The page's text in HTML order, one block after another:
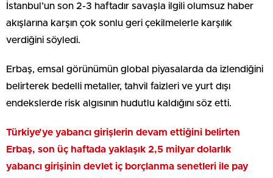
İstanbul’un son 2-3 haftadır savaşla ilgili olumsuz haber
akışlarına karşın çok sonlu geri çekilmelerle karşılık
verdiğini söyledi.
Erbaş, emsal görünümün global piyasalarda da izlendiğini
belirterek bedelli metaller, tahvil faizleri ve yurt dışı
endekslerde risk algısının hudutlu kaldığını söz etti.
Türkiye’ye yabancı girişlerin devam ettiğini belirten
Erbaş, son üç haftada yaklaşık 2,5 milyar dolarlık
yabancı girişinin devlet iç borçlanma senetleri ile pay